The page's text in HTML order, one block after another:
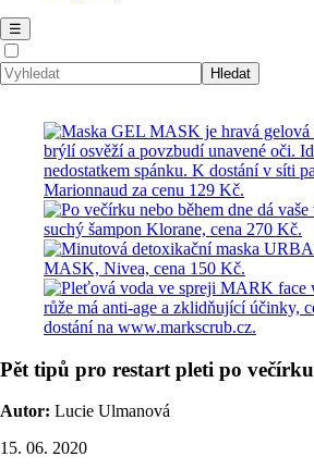
☰
Pět tipů pro restart pleti po večírku
Autor: Lucie Ulmanová
15. 06. 2020